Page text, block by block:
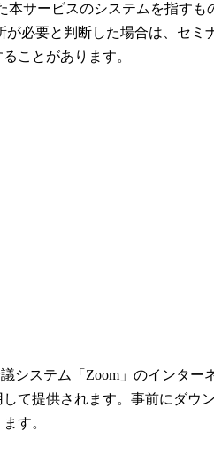
本サービスのシステムを指すも
が必要と判断した場合は、セミ
ことがあります。
システム「Zoom」のインター
て提供されます。事前にダウ
す。